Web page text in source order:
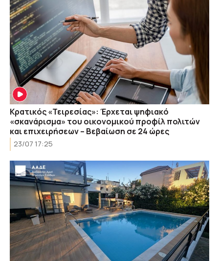
Κρατικός «Τειρεσίας»: Έρχεται ψηφιακό
«σκανάρισμα» του οικονομικού προφίλ πολιτών
και επιχειρήσεων – Βεβαίωση σε 24 ώρες
23/07 17:25